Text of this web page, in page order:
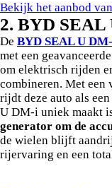
Bekijk het aanbod
2. BYD SEAL
De BYD SEAL U
met een
om elektrisch rijden
combineren. Met
rijdt deze auto als
U DM-i uniek maakt
generator om de
de wielen blijft
rijervaring en een